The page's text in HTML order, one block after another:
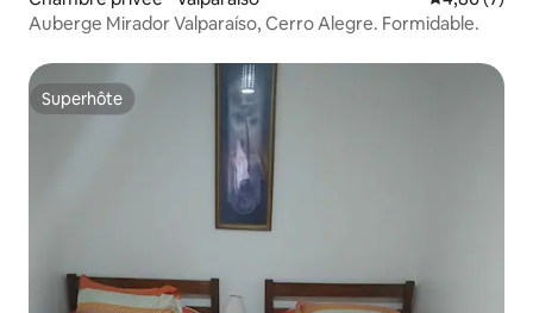
Auberge Mirador Valparaíso, Cerro Alegre. Formidable.
Superhôte
Superhôte